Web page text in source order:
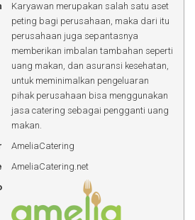
Karyawan merupakan salah satu aset
peting bagi perusahaan, maka dari itu
perusahaan juga sepantasnya
memberikan imbalan tambahan seperti
uang makan, dan asuransi kesehatan,
untuk meminimalkan pengeluaran
pihak perusahaan bisa menggunakan
jasa catering sebagai pengganti uang
makan.
AmeliaCatering
AmeliaCatering.net